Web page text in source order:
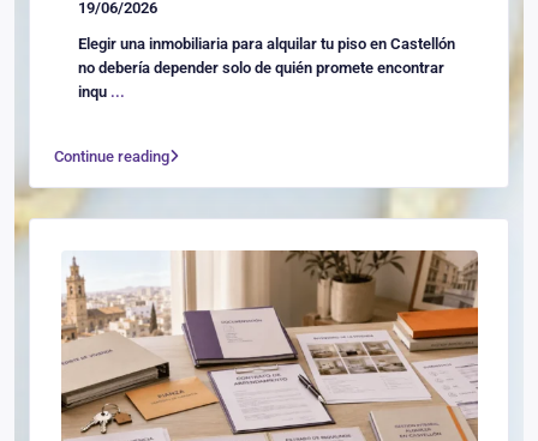
19/06/2026
Elegir una inmobiliaria para alquilar tu piso en Castellón
no debería depender solo de quién promete encontrar
inqu ...
Continue reading